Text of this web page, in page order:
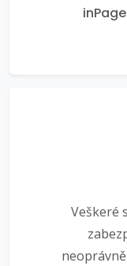
inPage
Veškeré